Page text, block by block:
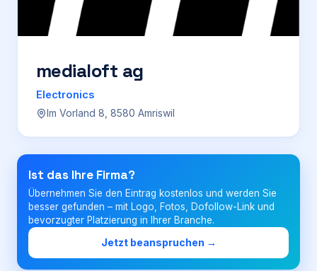
Werbung
Preise
Für Firmen
Login
Firma eintragen
medialoft ag
Electronics
Im Vorland 8, 8580 Amriswil
Ist das Ihre Firma?
Übernehmen Sie den Eintrag kostenlos und werden Sie
besser gefunden – mit Logo, Fotos, Dofollow-Link und
bevorzugter Platzierung in Ihrer Branche.
Jetzt beanspruchen →